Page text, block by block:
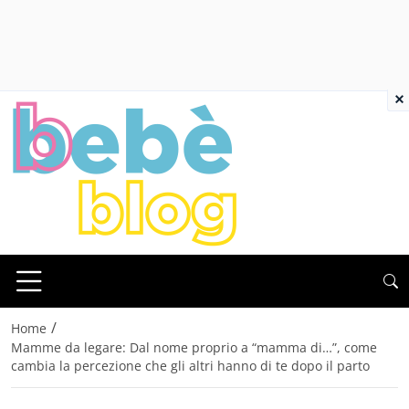
Home /
Mamme da legare: Dal nome proprio a “mamma di…”, come
cambia la percezione che gli altri hanno di te dopo il parto
×